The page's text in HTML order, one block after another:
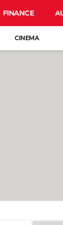
FINANCE
CINEMA